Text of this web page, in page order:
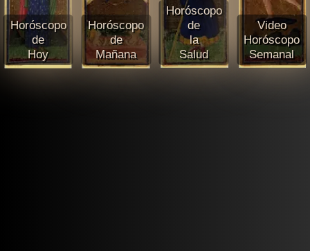
Horóscopo
de
Hoy
Horóscopo
de
Mañana
Horóscopo
de
la
Salud
Video
Horóscopo
Semanal